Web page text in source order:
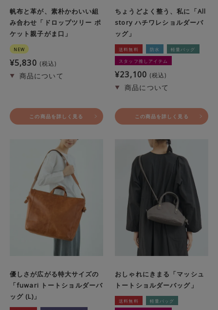
帆布と革が、素朴かわいい組
み合わせ「ドロップツリー ポ
ケット親子がま口」
NEW
¥5,830 税込
この商品を詳しく見る
ちょうどよく整う、私に「All
story ハチワレショルダーバ
ッグ」
送料無料 防水
軽量バッグ
スタッフ推しアイテム
¥23,100 税込
この商品を詳しく見る
優しさが広がる特大サイズの
「fuwari トートショルダーバ
ッグ (L)」
おしゃれにきまる「マッシュ
トートショルダーバッグ」
送料無料
軽量バッグ